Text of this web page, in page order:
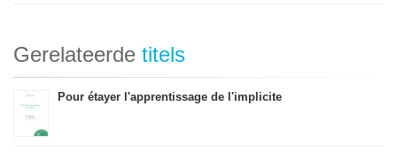
Gerelateerde titels
Pour étayer l'apprentissage de l'implicite